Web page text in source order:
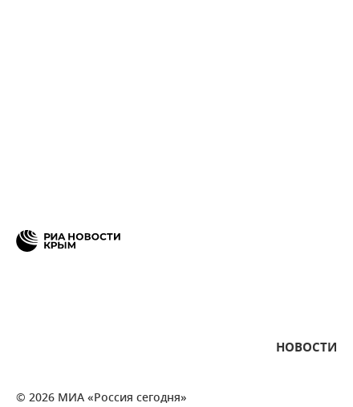
НОВОСТИ
© 2026 МИА «Россия сегодня»